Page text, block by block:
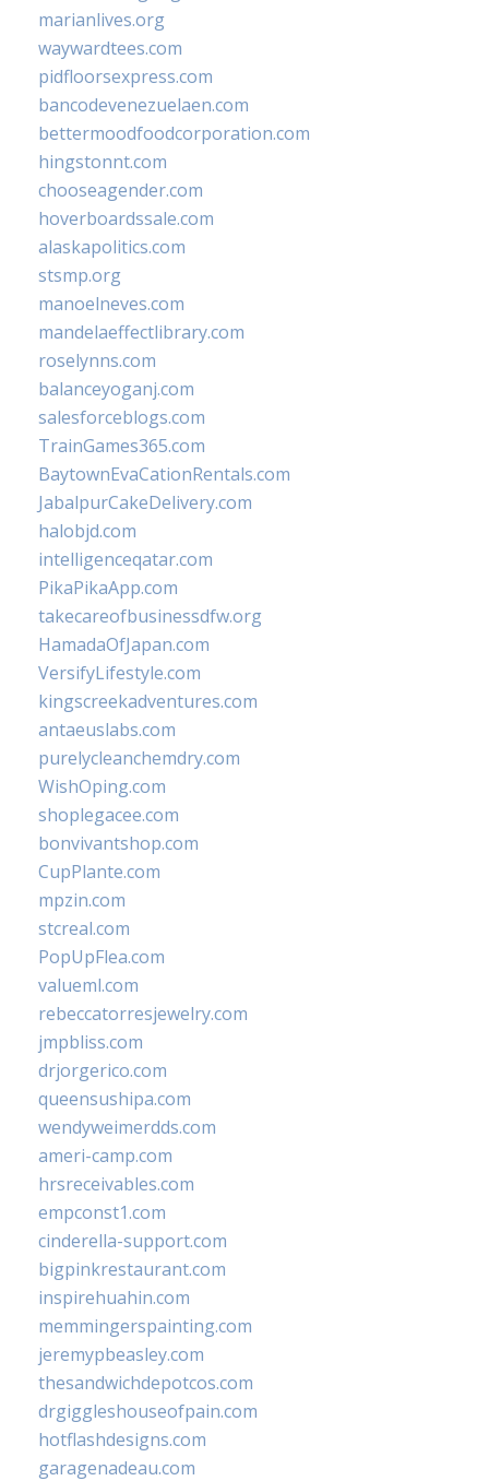
marianlives.org
waywardtees.com
pidfloorsexpress.com
bancodevenezuelaen.com
bettermoodfoodcorporation.com
hingstonnt.com
chooseagender.com
hoverboardssale.com
alaskapolitics.com
stsmp.org
manoelneves.com
mandelaeffectlibrary.com
roselynns.com
balanceyoganj.com
salesforceblogs.com
TrainGames365.com
BaytownEvaCationRentals.com
JabalpurCakeDelivery.com
halobjd.com
intelligenceqatar.com
PikaPikaApp.com
takecareofbusinessdfw.org
HamadaOfJapan.com
VersifyLifestyle.com
kingscreekadventures.com
antaeuslabs.com
purelycleanchemdry.com
WishOping.com
shoplegacee.com
bonvivantshop.com
CupPlante.com
mpzin.com
stcreal.com
PopUpFlea.com
valueml.com
rebeccatorresjewelry.com
jmpbliss.com
drjorgerico.com
queensushipa.com
wendyweimerdds.com
ameri-camp.com
hrsreceivables.com
empconst1.com
cinderella-support.com
bigpinkrestaurant.com
inspirehuahin.com
memmingerspainting.com
jeremypbeasley.com
thesandwichdepotcos.com
drgiggleshouseofpain.com
hotflashdesigns.com
garagenadeau.com